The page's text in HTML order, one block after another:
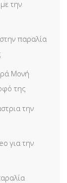
την
παραλία
Μονή
της
την
για την